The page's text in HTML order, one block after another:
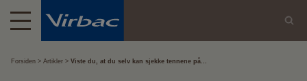
Forsiden Artikler Viste du, at du selv kan sjekke tennene på...